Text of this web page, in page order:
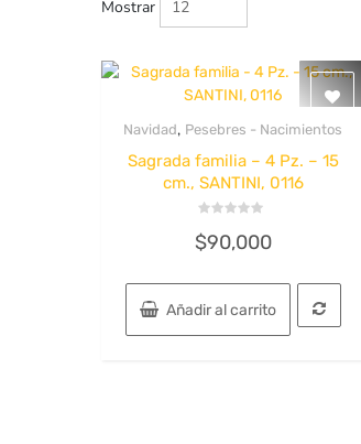
Mostrar
Navidad, Pesebres - Nacimientos
Sagrada familia – 4 Pz. – 15
cm., SANTINI, 0116
con
0
5
$90,000
Añadir al carrito